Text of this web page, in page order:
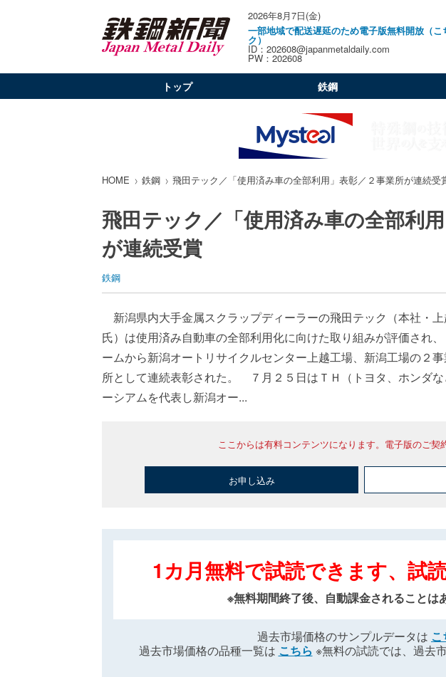
2026年8月7日(金)
一部地域で配送遅延のため電子版無料開放（こ
ク）
ID：202608@japanmetaldaily.com
PW：202608
トップ 鉄鋼
HOME 鉄鋼 飛田テック／「使用済み車の全部利用」表彰／２事業所が連続受
飛田テック／「使用済み車の全部利
が連続受賞
鉄鋼
新潟県内大手金属スクラップディーラーの飛田テック（本社・
氏）は使用済み自動車の全部利用化に向けた取り組みが評価され
ームから新潟オートリサイクルセンター上越工場、新潟工場の２
所として連続表彰された。 ７月２５日はＴＨ（トヨタ、ホンダ
ーシアムを代表し新潟オー...
ここからは有料コンテンツになります。電子版のご契
お申し込み
1カ月無料で試読できます、試
※無料期間終了後、自動課金されることは
過去市場価格のサンプルデータは こ
過去市場価格の品種一覧は こちら ※無料の試読では、過去